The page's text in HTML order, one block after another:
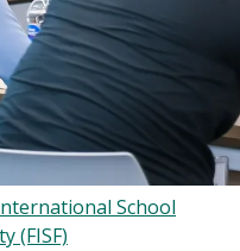
School
(FISF)